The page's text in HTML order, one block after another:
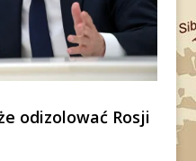
odizolować Rosji